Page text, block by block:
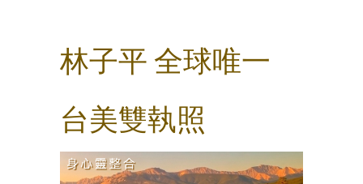
林子平 全球唯一
台美雙執照